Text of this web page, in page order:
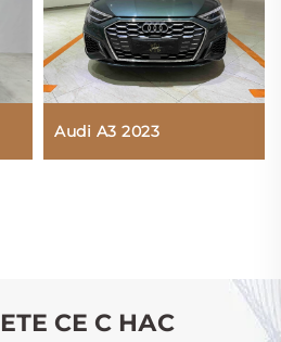
Audi A3 2023
СЕ С НАС